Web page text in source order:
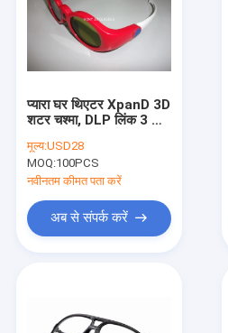
प्यारा घर थिएटर XpanD 3D
शटर चश्मा, DLP लिंक 3 डी
मूल्य:USD28
MOQ:100PCS
नवीनतम कीमत पता करें
अब से संपर्क करें